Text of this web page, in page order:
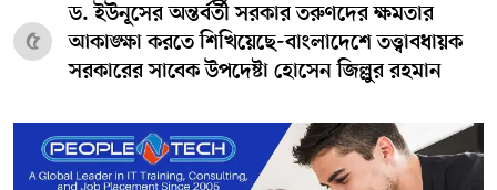
৫
ড. ইউনূসের অন্তর্বর্তী সরকার তরুণদের ক্ষমতার
আকাঙ্ক্ষা করতে শিখিয়েছে-বাংলাদেশে তত্ত্বাবধায়ক
সরকারের সাবেক উপদেষ্টা হোসেন জিল্লুর রহমান